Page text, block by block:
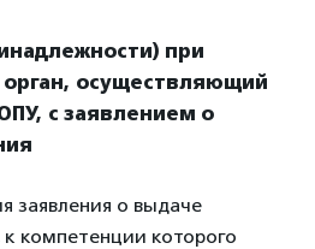
при
осуществляющий
с заявлением о
заявления о выдаче
компетенции которого